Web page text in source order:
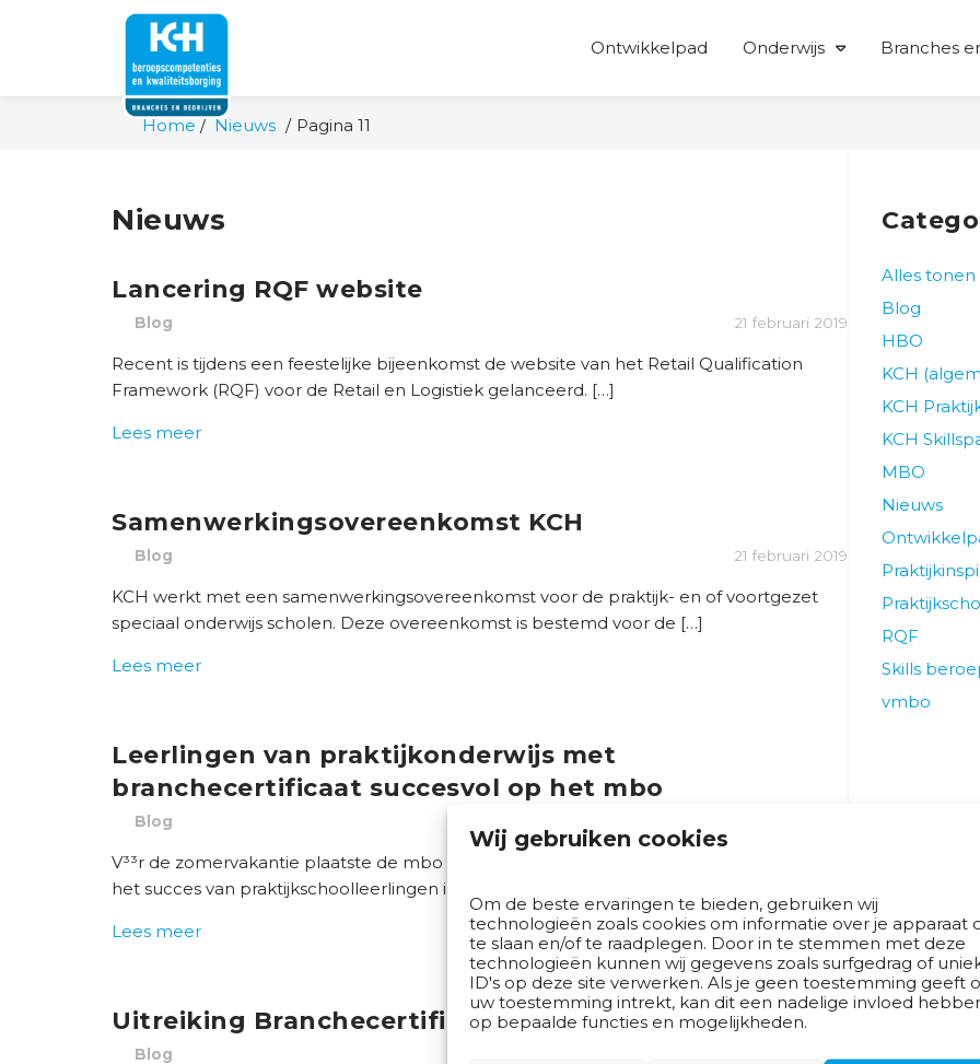
Wij gebruiken cookies
Om de beste ervaringen te bieden, gebruiken wij
technologieën zoals cookies om informatie over je apparaat
te slaan en/of te raadplegen. Door in te stemmen met deze
technologieën kunnen wij gegevens zoals surfgedrag of
ID's op deze site verwerken. Als je geen toestemming geeft
uw toestemming intrekt, kan dit een nadelige invloed
op bepaalde functies en mogelijkheden.
Ontwikkelpad Onderwijs Branches
Home Nieuws Pagina 11
Nieuws
Lancering RQF website
Blog 21 februari 2019
Recent is tijdens een feestelijke bijeenkomst de website van het Retail Qualification
Framework (RQF) voor de Retail en Logistiek gelanceerd. […]
Lees meer
Samenwerkingsovereenkomst KCH
Blog 21 februari 2019
KCH werkt met een samenwerkingsovereenkomst voor de praktijk- en of voortgezet
speciaal onderwijs scholen. Deze overeenkomst is bestemd voor de […]
Lees meer
Leerlingen van praktijkonderwijs met
branchecertificaat succesvol op het mbo
Blog
V³³r de zomervakantie plaatste de mbo raad een nieuwsbericht op haar website over
het succes van praktijkschoolleerlingen in het mbo. […]
Lees meer
Uitreiking Branchecertificaten
Blog
Alles tonen
Blog
HBO
KCH
KCH
KCH
MBO
Nieuws
RQF
Skills
vmbo